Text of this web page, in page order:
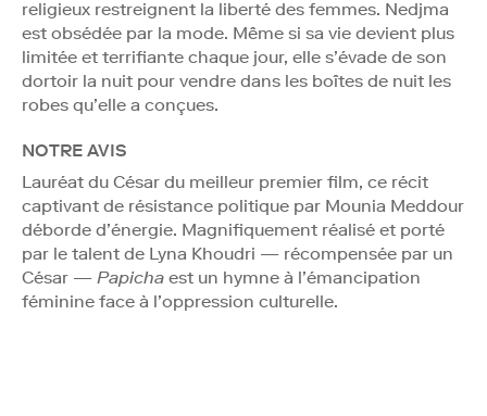
religieux restreignent la liberté des femmes. Nedjma
est obsédée par la mode. Même si sa vie devient plus
limitée et terrifiante chaque jour, elle s’évade de son
dortoir la nuit pour vendre dans les boîtes de nuit les
robes qu’elle a conçues.
NOTRE AVIS
Lauréat du César du meilleur premier film, ce récit
captivant de résistance politique par Mounia Meddour
déborde d’énergie. Magnifiquement réalisé et porté
par le talent de Lyna Khoudri — récompensée par un
César — Papicha est un hymne à l’émancipation
féminine face à l’oppression culturelle.